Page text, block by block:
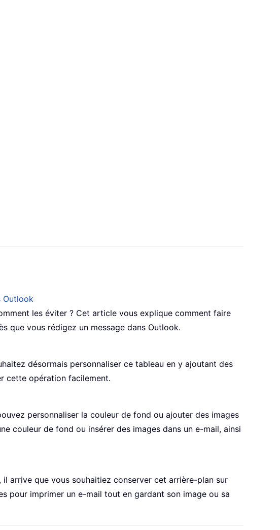
Outlook
les éviter ? Cet article vous explique comment faire
que vous rédigez un message dans Outlook.
désormais personnaliser ce tableau en y ajoutant des
cette opération facilement.
personnaliser la couleur de fond ou ajouter des images
couleur de fond ou insérer des images dans un e-mail, ainsi
il arrive que vous souhaitiez conserver cet arrière-plan sur
pour imprimer un e-mail tout en gardant son image ou sa